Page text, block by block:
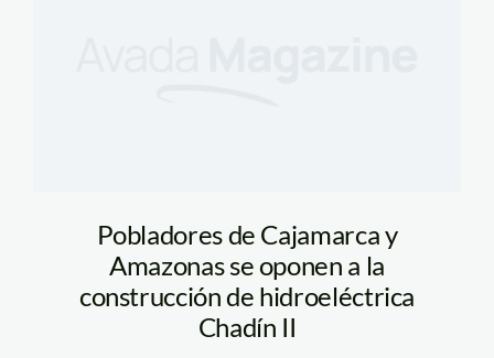
Pobladores de Cajamarca y
Amazonas se oponen a la
construcción de hidroeléctrica
Chadín II